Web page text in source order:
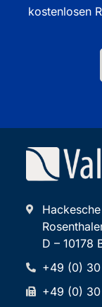
kostenlosen
D – 10178
+49 (0)
+49 (0)